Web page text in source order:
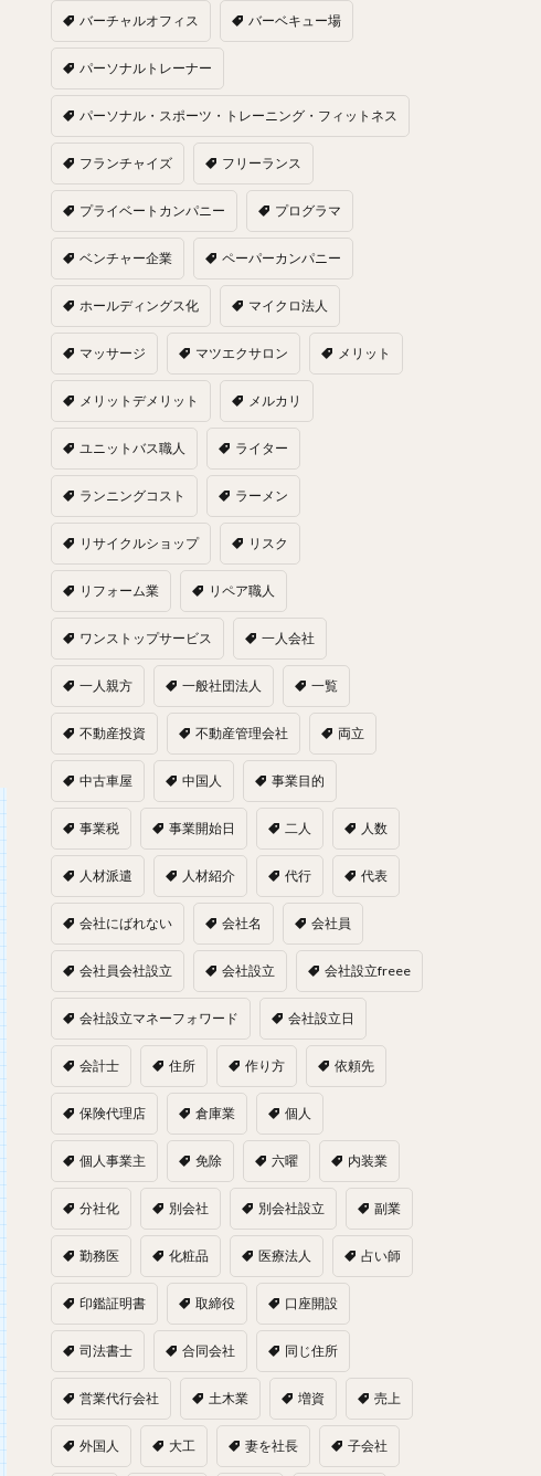
バーチャルオフィス バーベキュー場
パーソナルトレーナー
パーソナル・スポーツ・トレーニング・フィットネス
フランチャイズ フリーランス
プライベートカンパニー プログラマ
ベンチャー企業 ペーパーカンパニー
ホールディングス化 マイクロ法人
マッサージ マツエクサロン メリット
メリットデメリット メルカリ
ユニットバス職人 ライター
ランニングコスト ラーメン
リサイクルショップ リスク
リフォーム業 リペア職人
ワンストップサービス 一人会社
一人親方 一般社団法人 一覧
不動産投資 不動産管理会社 両立
中古車屋 中国人 事業目的
事業税 事業開始日 二人 人数
人材派遣 人材紹介 代行 代表
会社にばれない 会社名 会社員
会社員会社設立 会社設立 会社設立freee
会社設立マネーフォワード 会社設立日
会計士 住所 作り方 依頼先
保険代理店 倉庫業 個人
個人事業主 免除 六曜 内装業
分社化 別会社 別会社設立 副業
勤務医 化粧品 医療法人 占い師
印鑑証明書 取締役 口座開設
司法書士 合同会社 同じ住所
営業代行会社 土木業 増資 売上
外国人 大工 妻を社長 子会社